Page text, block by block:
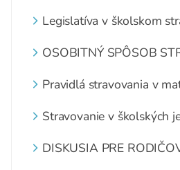
Legislatíva v školskom
OSOBITNÝ SPÔSOB
ZARIADENÍ
Pravidlá stravovania v
Stravovanie v školských
DISKUSIA PRE